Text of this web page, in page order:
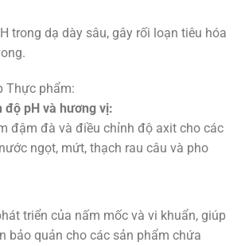
trong dạ dày sâu, gây rối loạn tiêu hóa
Thực phẩm:
độ pH và hương vị:
đậm đà và điều chỉnh độ axit cho các
ngọt, mứt, thạch rau câu và pho
triển của nấm mốc và vi khuẩn, giúp
bảo quản cho các sản phẩm chứa